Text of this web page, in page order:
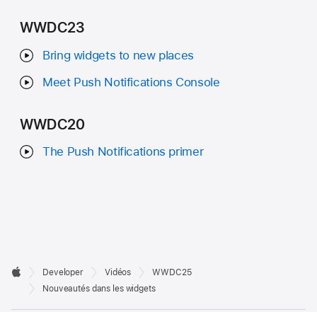
WWDC23
Bring widgets to new places
Meet Push Notifications Console
WWDC20
The Push Notifications primer
Developer
Footer

Apple
Developer Vidéos
WWDC25
Nouveautés dans les widgets